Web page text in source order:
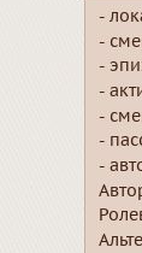
-
-
-
-
-
-
-